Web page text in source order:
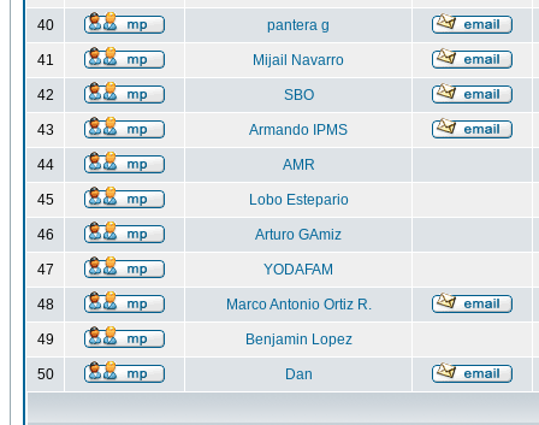
40 pantera g
41 Mijail Navarro
42 SBO
43 Armando IPMS
44 AMR
45 Lobo Estepario
46 Arturo GAmiz
47 YODAFAM
48 Marco Antonio Ortiz R.
49 Benjamin Lopez
50 Dan